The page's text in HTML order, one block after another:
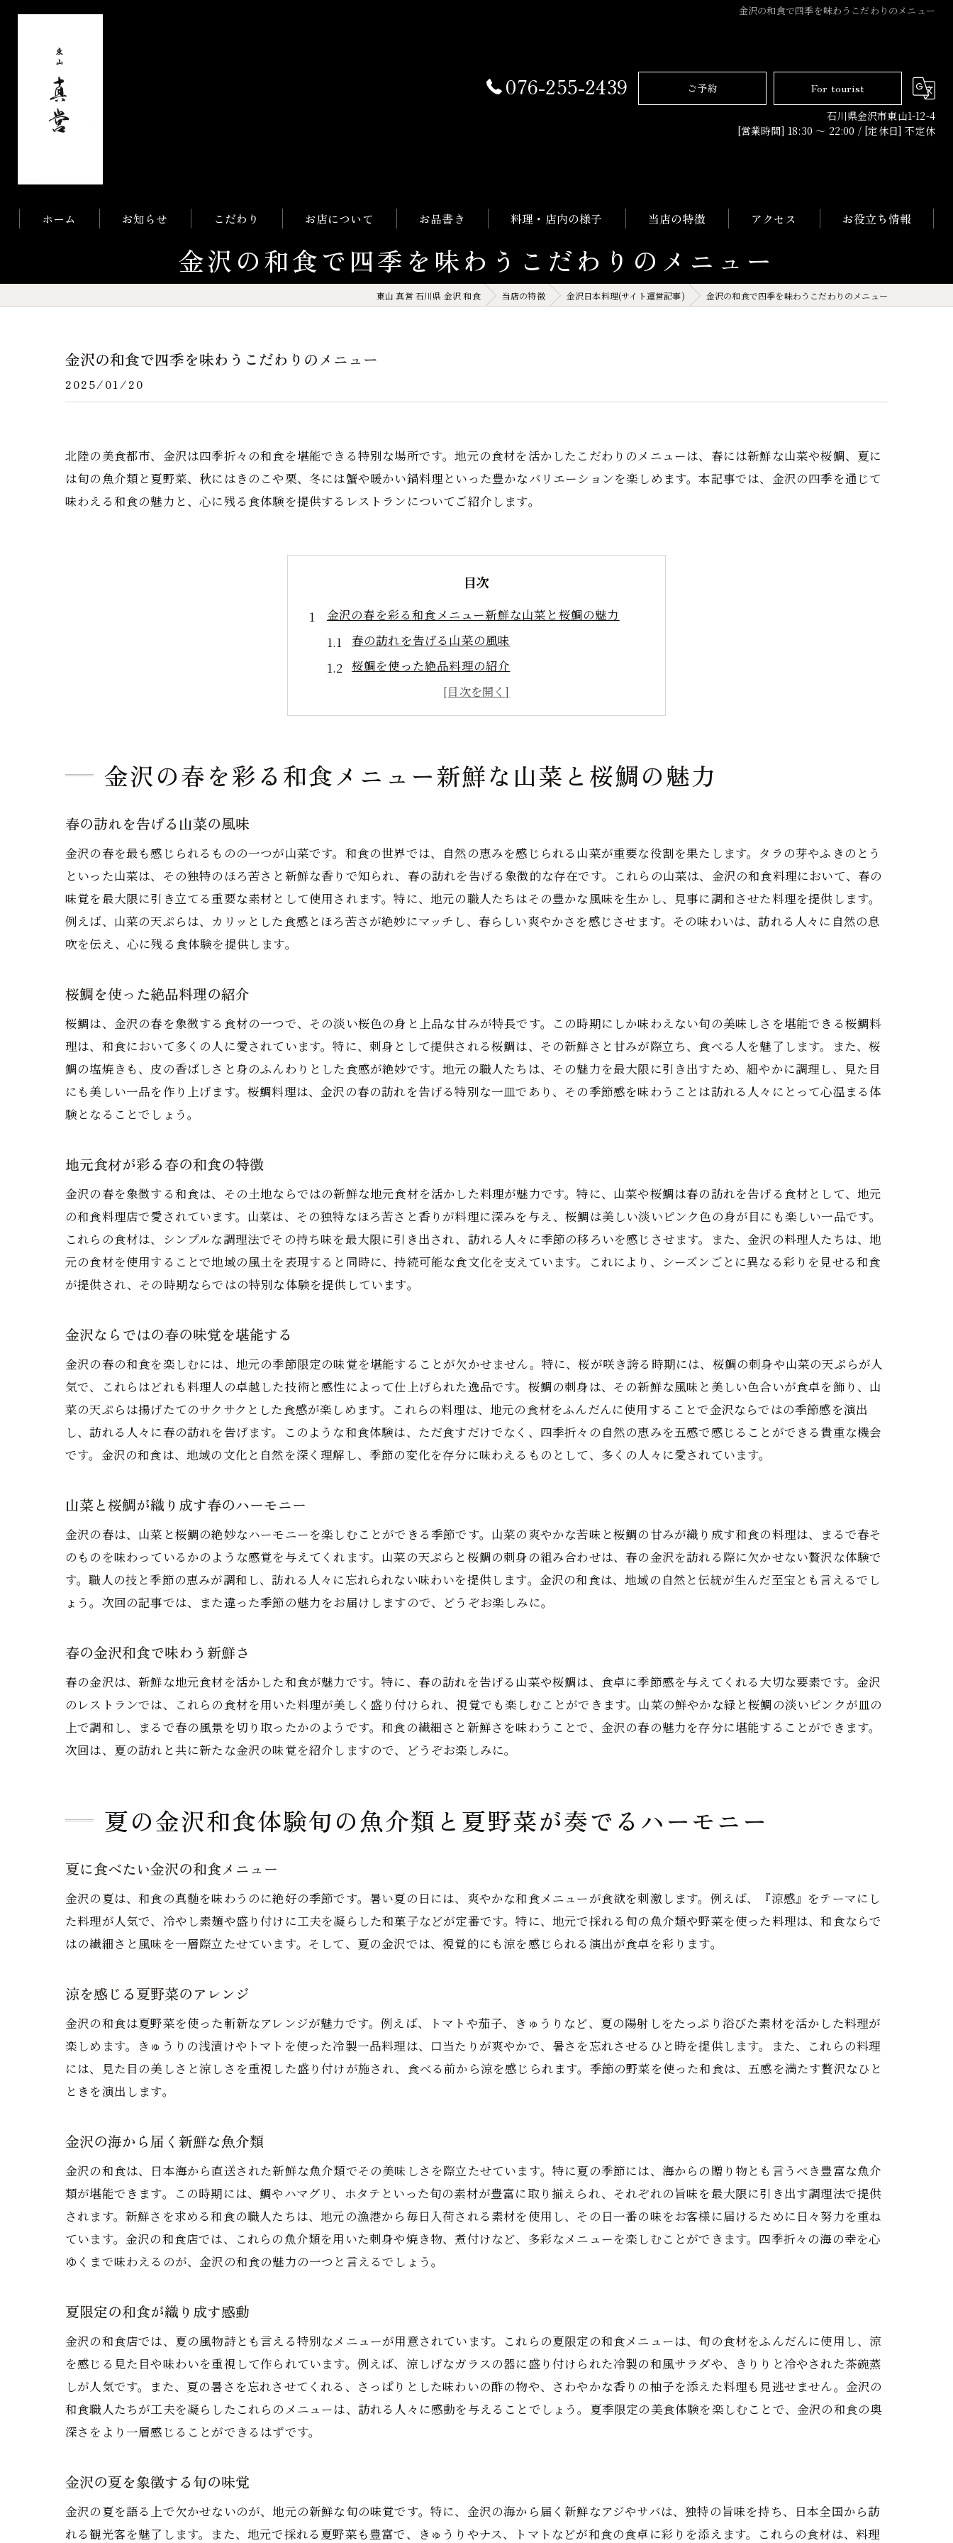
金沢の和食で四季を味わうこだわりのメニュー
076-255-2439 ご予約
For tourist
石川県金沢市東山1-12-4
[営業時間] 18:30 〜 22:00 / [定休日] 不定休
ホーム お知らせ こだわり お店について お品書き 料理・店内の様子 当店の特徴
日本料理
コース
海鮮
アクセス お役立ち情報
金沢の和食で四季を味わうこだわりのメニュー
東山 真営 石川県 金沢 和食 当店の特徴 金沢日本料理(サイト運営記事) 金沢の和食で四季を味わうこだわりのメニュー
金沢の和食で四季を味わうこだわりのメニュー
2025/01/20
北陸の美食都市、金沢は四季折々の和食を堪能できる特別な場所です。地元の食材を活かしたこだわりのメニューは、春には新鮮な山菜や桜鯛、夏に
は旬の魚介類と夏野菜、秋にはきのこや栗、冬には蟹や暖かい鍋料理といった豊かなバリエーションを楽しめます。本記事では、金沢の四季を通じて
味わえる和食の魅力と、心に残る食体験を提供するレストランについてご紹介します。
目次
金沢の春を彩る和食メニュー新鮮な山菜と桜鯛の魅力
春の訪れを告げる山菜の風味
桜鯛を使った絶品料理の紹介
地元食材が彩る春の和食の特徴
金沢ならではの春の味覚を堪能する
春の金沢和食で味わう新鮮さ
夏の金沢和食体験旬の魚介類と夏野菜が奏でるハーモニー
涼を感じる夏野菜のアレンジ
金沢の海から届く新鮮な魚介類
夏限定の和食が織り成す感動
金沢の夏を象徴する旬の味覚
栗料理が彩る秋の金沢
秋の味覚を楽しむ和食メニュー
金沢の秋を食で感じる贅沢
季節を告げる金沢の秋の味覚
金沢で味わう冬の蟹の美味しさ
寒い季節にぴったりの和食メニュー
冬の金沢で楽しむ和食の醍醐味
心も体も温まる冬の味覚
四季折々の和食を楽しむレストラン選び
金沢の和食レストランが誇る季節感
四季を感じる和食レストランの魅力
金沢の伝統と季節を感じる味わい
地元に根ざした和食レストランの特徴
金沢の地元食材が生む和食の美味しさ
地産地消の和食の魅力を探る
地元の新鮮な食材を使った和食の特徴
金沢ならではの和食の味わい方
心に残る金沢の和食体験レストラン紹介
忘れられない和食体験ができるレストラン
金沢の魅力を体感できる和食の名店
特別な時間を過ごす和食の名所
季節限定の和食メニューを楽しむ
金沢で味わう特別な和食メニュー
四季折々の和食の魅力を探る
特別な味わいを提供する金沢の和食
金沢の春を彩る和食メニュー新鮮な山菜と桜鯛の魅力
春の訪れを告げる山菜の風味
金沢の春を最も感じられるものの一つが山菜です。和食の世界では、自然の恵みを感じられる山菜が重要な役割を果たします。タラの芽やふきのとう
といった山菜は、その独特のほろ苦さと新鮮な香りで知られ、春の訪れを告げる象徴的な存在です。これらの山菜は、金沢の和食料理において、春の
味覚を最大限に引き立てる重要な素材として使用されます。特に、地元の職人たちはその豊かな風味を生かし、見事に調和させた料理を提供します。
例えば、山菜の天ぷらは、カリッとした食感とほろ苦さが絶妙にマッチし、春らしい爽やかさを感じさせます。その味わいは、訪れる人々に自然の息
吹を伝え、心に残る食体験を提供します。
桜鯛を使った絶品料理の紹介
桜鯛は、金沢の春を象徴する食材の一つで、その淡い桜色の身と上品な甘みが特長です。この時期にしか味わえない旬の美味しさを堪能できる桜鯛料
理は、和食において多くの人に愛されています。特に、刺身として提供される桜鯛は、その新鮮さと甘みが際立ち、食べる人を魅了します。また、桜
鯛の塩焼きも、皮の香ばしさと身のふんわりとした食感が絶妙です。地元の職人たちは、その魅力を最大限に引き出すため、細やかに調理し、見た目
にも美しい一品を作り上げます。桜鯛料理は、金沢の春の訪れを告げる特別な一皿であり、その季節感を味わうことは訪れる人々にとって心温まる体
験となることでしょう。
地元食材が彩る春の和食の特徴
金沢の春を象徴する和食は、その土地ならではの新鮮な地元食材を活かした料理が魅力です。特に、山菜や桜鯛は春の訪れを告げる食材として、地元
の和食料理店で愛されています。山菜は、その独特なほろ苦さと香りが料理に深みを与え、桜鯛は美しい淡いピンク色の身が目にも楽しい一品です。
これらの食材は、シンプルな調理法でその持ち味を最大限に引き出され、訪れる人々に季節の移ろいを感じさせます。また、金沢の料理人たちは、地
元の食材を使用することで地域の風土を表現すると同時に、持続可能な食文化を支えています。これにより、シーズンごとに異なる彩りを見せる和食
が提供され、その時期ならではの特別な体験を提供しています。
金沢ならではの春の味覚を堪能する
金沢の春の和食を楽しむには、地元の季節限定の味覚を堪能することが欠かせません。特に、桜が咲き誇る時期には、桜鯛の刺身や山菜の天ぷらが人
気で、これらはどれも料理人の卓越した技術と感性によって仕上げられた逸品です。桜鯛の刺身は、その新鮮な風味と美しい色合いが食卓を飾り、山
菜の天ぷらは揚げたてのサクサクとした食感が楽しめます。これらの料理は、地元の食材をふんだんに使用することで金沢ならではの季節感を演出
し、訪れる人々に春の訪れを告げます。このような和食体験は、ただ食すだけでなく、四季折々の自然の恵みを五感で感じることができる貴重な機会
です。金沢の和食は、地域の文化と自然を深く理解し、季節の変化を存分に味わえるものとして、多くの人々に愛されています。
山菜と桜鯛が織り成す春のハーモニー
金沢の春は、山菜と桜鯛の絶妙なハーモニーを楽しむことができる季節です。山菜の爽やかな苦味と桜鯛の甘みが織り成す和食の料理は、まるで春そ
のものを味わっているかのような感覚を与えてくれます。山菜の天ぷらと桜鯛の刺身の組み合わせは、春の金沢を訪れる際に欠かせない贅沢な体験で
す。職人の技と季節の恵みが調和し、訪れる人々に忘れられない味わいを提供します。金沢の和食は、地域の自然と伝統が生んだ至宝とも言えるでし
ょう。次回の記事では、また違った季節の魅力をお届けしますので、どうぞお楽しみに。
春の金沢和食で味わう新鮮さ
春の金沢は、新鮮な地元食材を活かした和食が魅力です。特に、春の訪れを告げる山菜や桜鯛は、食卓に季節感を与えてくれる大切な要素です。金沢
のレストランでは、これらの食材を用いた料理が美しく盛り付けられ、視覚でも楽しむことができます。山菜の鮮やかな緑と桜鯛の淡いピンクが皿の
上で調和し、まるで春の風景を切り取ったかのようです。和食の繊細さと新鮮さを味わうことで、金沢の春の魅力を存分に堪能することができます。
次回は、夏の訪れと共に新たな金沢の味覚を紹介しますので、どうぞお楽しみに。
夏の金沢和食体験旬の魚介類と夏野菜が奏でるハーモニー
夏に食べたい金沢の和食メニュー
金沢の夏は、和食の真髄を味わうのに絶好の季節です。暑い夏の日には、爽やかな和食メニューが食欲を刺激します。例えば、『涼感』をテーマにし
た料理が人気で、冷やし素麺や盛り付けに工夫を凝らした和菓子などが定番です。特に、地元で採れる旬の魚介類や野菜を使った料理は、和食ならで
はの繊細さと風味を一層際立たせています。そして、夏の金沢では、視覚的にも涼を感じられる演出が食卓を彩ります。
涼を感じる夏野菜のアレンジ
金沢の和食は夏野菜を使った斬新なアレンジが魅力です。例えば、トマトや茄子、きゅうりなど、夏の陽射しをたっぷり浴びた素材を活かした料理が
楽しめます。きゅうりの浅漬けやトマトを使った冷製一品料理は、口当たりが爽やかで、暑さを忘れさせるひと時を提供します。また、これらの料理
には、見た目の美しさと涼しさを重視した盛り付けが施され、食べる前から涼を感じられます。季節の野菜を使った和食は、五感を満たす贅沢なひと
ときを演出します。
金沢の海から届く新鮮な魚介類
金沢の和食は、日本海から直送された新鮮な魚介類でその美味しさを際立たせています。特に夏の季節には、海からの贈り物とも言うべき豊富な魚介
類が堪能できます。この時期には、鯛やハマグリ、ホタテといった旬の素材が豊富に取り揃えられ、それぞれの旨味を最大限に引き出す調理法で提供
されます。新鮮さを求める和食の職人たちは、地元の漁港から毎日入荷される素材を使用し、その日一番の味をお客様に届けるために日々努力を重ね
ています。金沢の和食店では、これらの魚介類を用いた刺身や焼き物、煮付けなど、多彩なメニューを楽しむことができます。四季折々の海の幸を心
ゆくまで味わえるのが、金沢の和食の魅力の一つと言えるでしょう。
夏限定の和食が織り成す感動
金沢の和食店では、夏の風物詩とも言える特別なメニューが用意されています。これらの夏限定の和食メニューは、旬の食材をふんだんに使用し、涼
を感じる見た目や味わいを重視して作られています。例えば、涼しげなガラスの器に盛り付けられた冷製の和風サラダや、きりりと冷やされた茶碗蒸
しが人気です。また、夏の暑さを忘れさせてくれる、さっぱりとした味わいの酢の物や、さわやかな香りの柚子を添えた料理も見逃せません。金沢の
和食職人たちが工夫を凝らしたこれらのメニューは、訪れる人々に感動を与えることでしょう。夏季限定の美食体験を楽しむことで、金沢の和食の奥
深さをより一層感じることができるはずです。
金沢の夏を象徴する旬の味覚
金沢の夏を語る上で欠かせないのが、地元の新鮮な旬の味覚です。特に、金沢の海から届く新鮮なアジやサバは、独特の旨味を持ち、日本全国から訪
れる観光客を魅了します。また、地元で採れる夏野菜も豊富で、きゅうりやナス、トマトなどが和食の食卓に彩りを添えます。これらの食材は、料理